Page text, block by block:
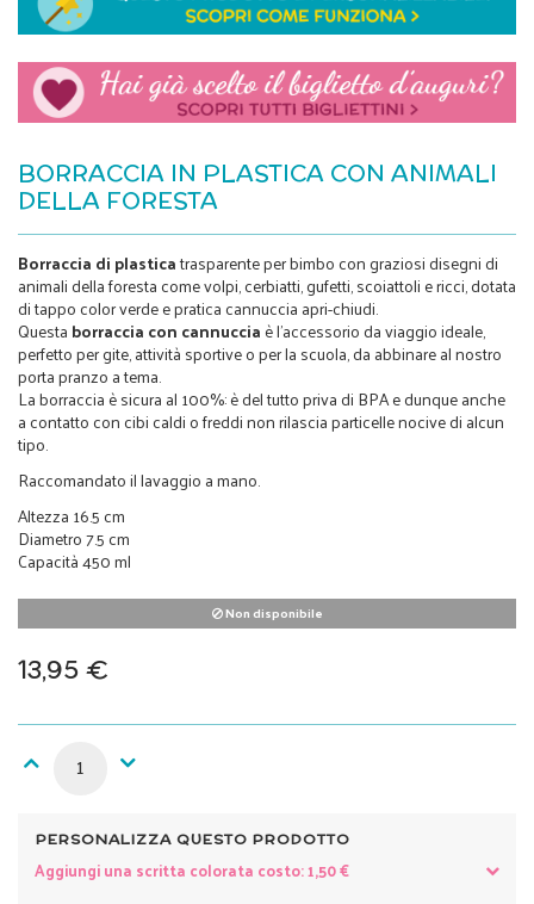
BORRACCIA IN PLASTICA CON ANIMALI
DELLA FORESTA
Borraccia di plasticatrasparente per bimbo con graziosi disegni di
animali della foresta come volpi, cerbiatti, gufetti, scoiattoli e ricci, dotata
di tappo color verde e pratica cannuccia apri-chiudi.
Questa borraccia con cannucciaè l’accessorio da viaggio ideale,
perfetto per gite, attività sportive o per la scuola, da abbinare al nostro
porta pranzo a tema.
La borraccia èsicura al 100%: è del tuttopriva di BPAe dunque anche
a contatto con cibi caldi o freddi non rilascia particelle nocive di alcun
tipo.
Raccomandato il lavaggio a mano.
Altezza 16.5 cm
Diametro 7.5 cm
Capacità 450 ml
Non disponibile
13,95 €
PERSONALIZZA QUESTO PRODOTTO
Aggiungi una scritta colorata costo: 1,50 €